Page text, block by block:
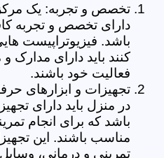
تخصص و تجربه: یک مرکز
دارای تخصص و تجربه
باشد. فیزیوتراپیست
کنند باید دارای مدارک
فعالیت خود باشند.
تجهیزات و ابزارهای
در منزل باید دارای
باشد که برای انجام
مناسب باشند. این
تمرینی و درمانی،